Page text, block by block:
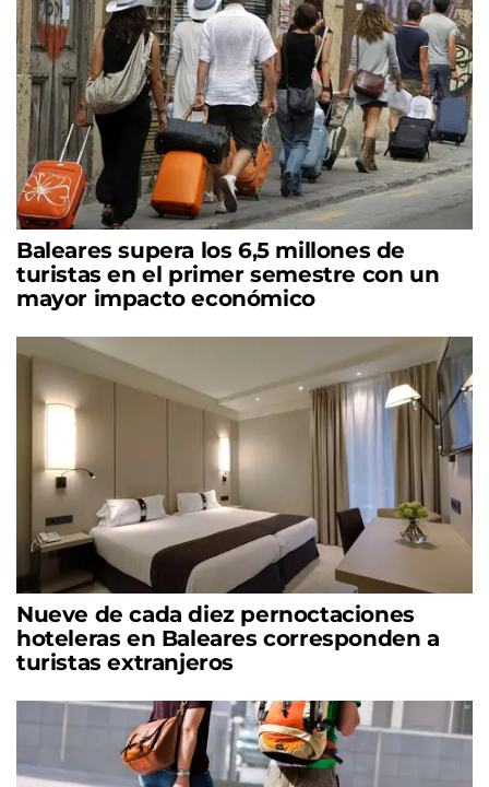
Baleares supera los 6,5 millones de
turistas en el primer semestre con un
mayor impacto económico
Nueve de cada diez pernoctaciones
hoteleras en Baleares corresponden a
turistas extranjeros